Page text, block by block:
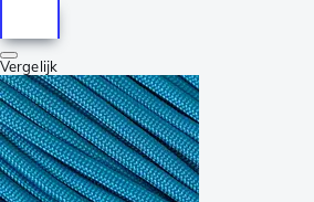
Vergelijk